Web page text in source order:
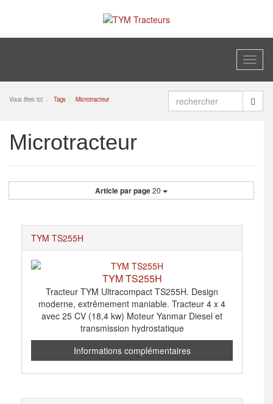
Vous êtes ici: Tags Microtracteur
Microtracteur
Article par page20
TYM TS255H
TYM TS255H
Tracteur TYM Ultracompact TS255H. Design
moderne, extrêmement maniable. Tracteur 4 x 4
avec 25 CV (18,4 kw) Moteur Yanmar Diesel et
transmission hydrostatique
Informations complémentaires